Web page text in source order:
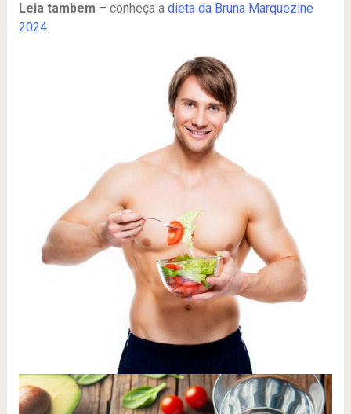
Leia tambem – conheça a dieta da Bruna Marquezine
2024